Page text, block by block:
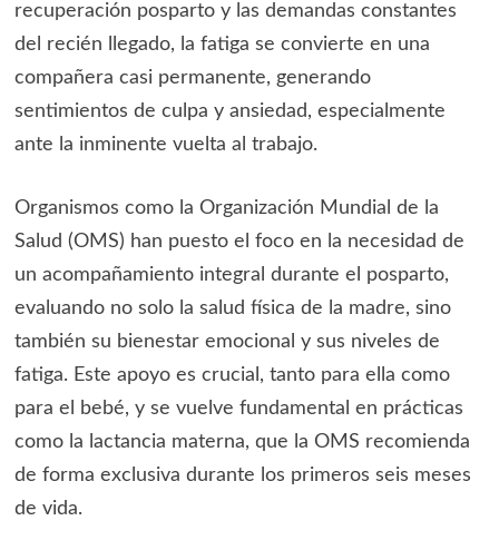
recuperación posparto y las demandas constantes
del recién llegado, la fatiga se convierte en una
compañera casi permanente, generando
sentimientos de culpa y ansiedad, especialmente
ante la inminente vuelta al trabajo.
Organismos como la Organización Mundial de la
Salud (OMS) han puesto el foco en la necesidad de
un acompañamiento integral durante el posparto,
evaluando no solo la salud física de la madre, sino
también su bienestar emocional y sus niveles de
fatiga. Este apoyo es crucial, tanto para ella como
para el bebé, y se vuelve fundamental en prácticas
como la lactancia materna, que la OMS recomienda
de forma exclusiva durante los primeros seis meses
de vida.